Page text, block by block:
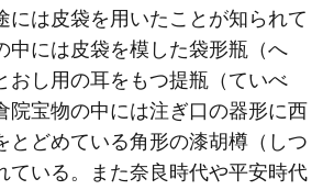
には皮袋を用いたことが知られて
中には皮袋を模した袋形瓶（へ
おし用の耳をもつ提瓶（ていべ
院宝物の中には注ぎ口の器形に西
とどめている角形の漆胡樽（しつ
ている。また奈良時代や平安時代